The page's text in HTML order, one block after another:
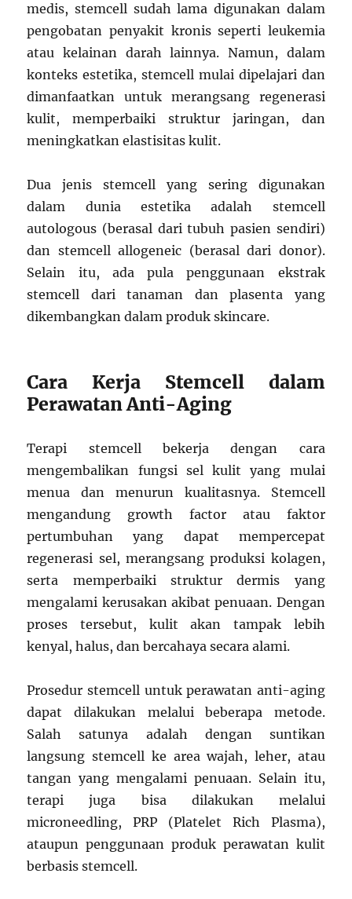
medis, stemcell sudah lama digunakan dalam
pengobatan penyakit kronis seperti leukemia
atau kelainan darah lainnya. Namun, dalam
konteks estetika, stemcell mulai dipelajari dan
dimanfaatkan untuk merangsang regenerasi
kulit, memperbaiki struktur jaringan, dan
meningkatkan elastisitas kulit.
Dua jenis stemcell yang sering digunakan
dalam dunia estetika adalah stemcell
autologous (berasal dari tubuh pasien sendiri)
dan stemcell allogeneic (berasal dari donor).
Selain itu, ada pula penggunaan ekstrak
stemcell dari tanaman dan plasenta yang
dikembangkan dalam produk skincare.
Cara Kerja Stemcell dalam
Perawatan Anti-Aging
Terapi stemcell bekerja dengan cara
mengembalikan fungsi sel kulit yang mulai
menua dan menurun kualitasnya. Stemcell
mengandung growth factor atau faktor
pertumbuhan yang dapat mempercepat
regenerasi sel, merangsang produksi kolagen,
serta memperbaiki struktur dermis yang
mengalami kerusakan akibat penuaan. Dengan
proses tersebut, kulit akan tampak lebih
kenyal, halus, dan bercahaya secara alami.
Prosedur stemcell untuk perawatan anti-aging
dapat dilakukan melalui beberapa metode.
Salah satunya adalah dengan suntikan
langsung stemcell ke area wajah, leher, atau
tangan yang mengalami penuaan. Selain itu,
terapi juga bisa dilakukan melalui
microneedling, PRP (Platelet Rich Plasma),
ataupun penggunaan produk perawatan kulit
berbasis stemcell.